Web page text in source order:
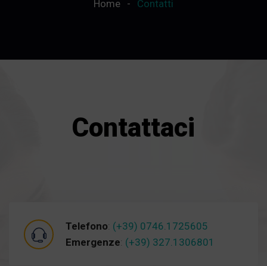
Home Contatti
Contattaci
Telefono: (+39) 0746.1725605
Emergenze: (+39) 327.1306801